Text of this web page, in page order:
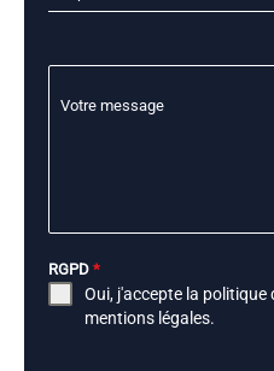
Votre message
RGPD *
Oui, j'accepte la politique
mentions légales.